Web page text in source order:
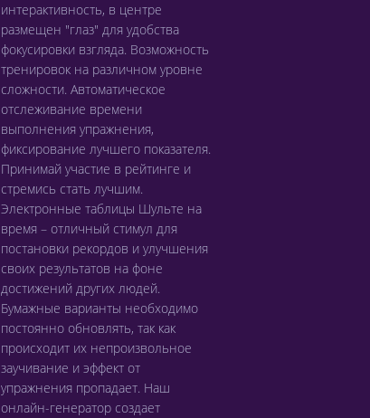
интерактивность, в центре
размещен "глаз" для удобства
фокусировки взгляда. Возможность
тренировок на различном уровне
сложности. Автоматическое
отслеживание времени
выполнения упражнения,
фиксирование лучшего показателя.
Принимай участие в рейтинге и
стремись стать лучшим.
Электронные таблицы Шульте на
время – отличный стимул для
постановки рекордов и улучшения
своих результатов на фоне
достижений других людей.
Бумажные варианты необходимо
постоянно обновлять, так как
происходит их непроизвольное
заучивание и эффект от
упражнения пропадает. Наш
онлайн-генератор создает